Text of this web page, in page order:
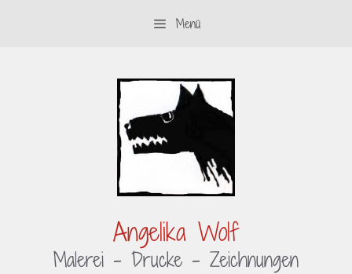
Menü
Angelika Wolf
Malerei – Drucke – Zeichnungen